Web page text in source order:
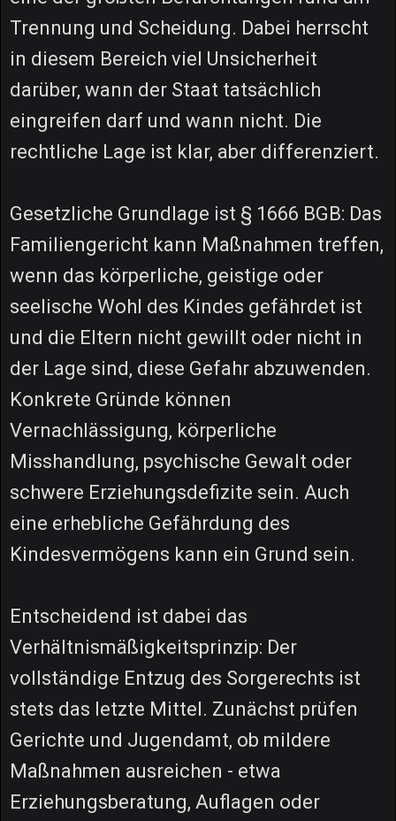
Trennung und Scheidung. Dabei herrscht
in diesem Bereich viel Unsicherheit
darüber, wann der Staat tatsächlich
eingreifen darf und wann nicht. Die
rechtliche Lage ist klar, aber differenziert.
Gesetzliche Grundlage ist § 1666 BGB: Das
Familiengericht kann Maßnahmen treffen,
wenn das körperliche, geistige oder
seelische Wohl des Kindes gefährdet ist
und die Eltern nicht gewillt oder nicht in
der Lage sind, diese Gefahr abzuwenden.
Konkrete Gründe können
Vernachlässigung, körperliche
Misshandlung, psychische Gewalt oder
schwere Erziehungsdefizite sein. Auch
eine erhebliche Gefährdung des
Kindesvermögens kann ein Grund sein.
Entscheidend ist dabei das
Verhältnismäßigkeitsprinzip: Der
vollständige Entzug des Sorgerechts ist
stets das letzte Mittel. Zunächst prüfen
Gerichte und Jugendamt, ob mildere
Maßnahmen ausreichen - etwa
Erziehungsberatung, Auflagen oder